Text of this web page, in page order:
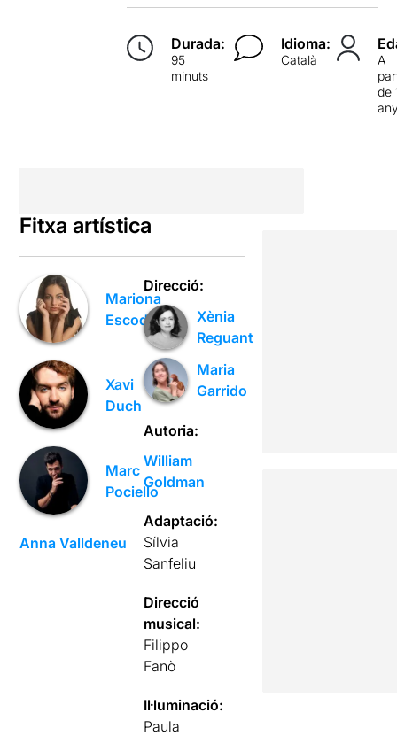
Durada:
95
minuts
Idioma:
Català
A
de
Fitxa artística
Mariona
Escoda
Xavi
Duch
Marc
Pociello
Anna Valldeneu
Direcció:
Xènia
Reguant
Maria
Garrido
Autoria:
William
Goldman
Adaptació:
Sílvia
Sanfeliu
Direcció
musical:
Filippo
Fanò
Il·luminació:
Paula